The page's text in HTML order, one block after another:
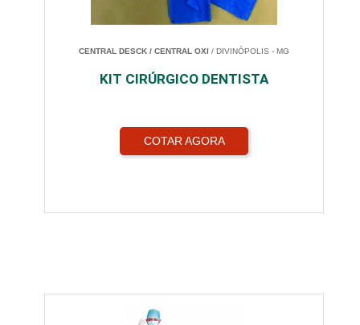
CENTRAL DESCK / CENTRAL OXI / DIVINÓPOLIS - MG
KIT CIRÚRGICO DENTISTA
COTAR AGORA